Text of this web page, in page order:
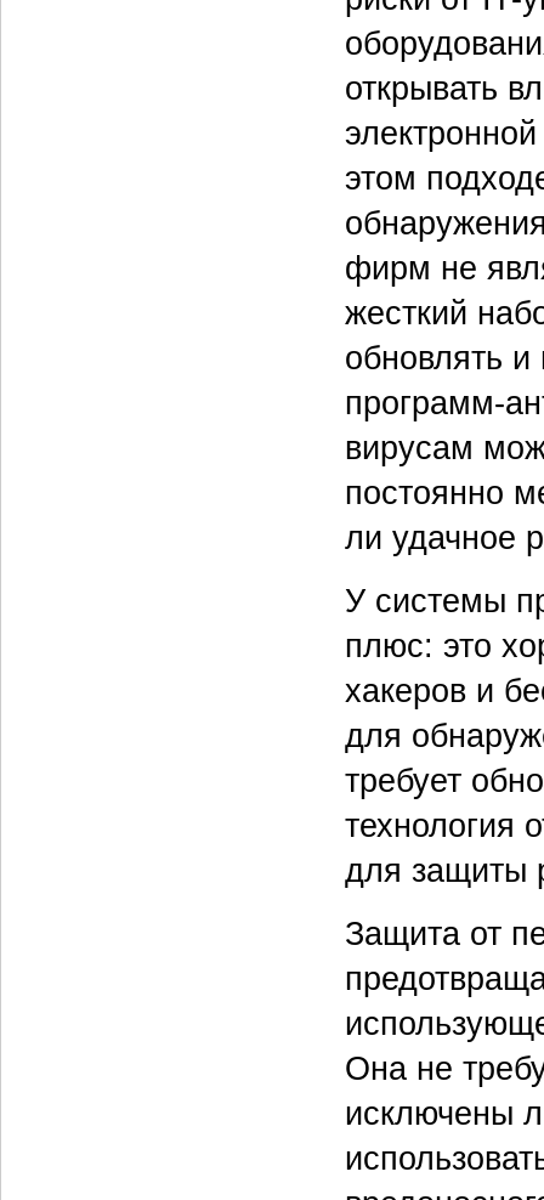
открывать
этом
фирм не
жесткий
обновлять и
программ-
вирусам
постоянно
ли удачное
У системы
плюс: это
хакеров и
для
требует
технология
для защиты
Защита от
Она не
исключены